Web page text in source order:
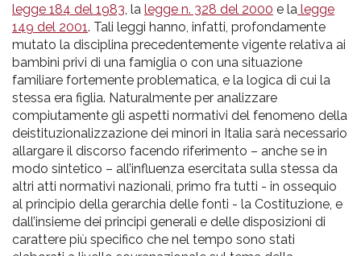
legge 184 del 1983, la legge n. 328 del 2000 e la legge
149 del 2001. Tali leggi hanno, infatti, profondamente
mutato la disciplina precedentemente vigente relativa ai
bambini privi di una famiglia o con una situazione
familiare fortemente problematica, e la logica di cui la
stessa era figlia. Naturalmente per analizzare
compiutamente gli aspetti normativi del fenomeno della
deistituzionalizzazione dei minori in Italia sarà necessario
allargare il discorso facendo riferimento – anche se in
modo sintetico – all’influenza esercitata sulla stessa da
altri atti normativi nazionali, primo fra tutti - in ossequio
al principio della gerarchia delle fonti - la Costituzione, e
dall’insieme dei principi generali e delle disposizioni di
carattere più specifico che nel tempo sono stati